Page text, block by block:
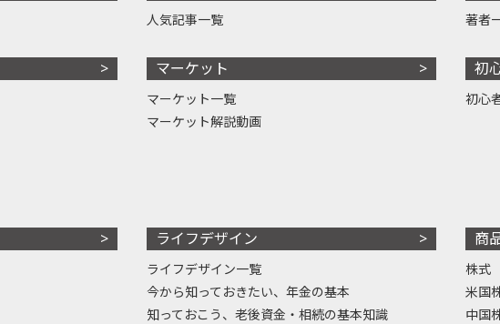
人気記事一覧
マーケット
マーケット一覧
マーケット解説動画
著者
初
初心
ライフデザイン
ライフデザイン一覧
今から知っておきたい、年金の基本
知っておこう、老後資金・相続の基本知識
商
株式
米国
中国